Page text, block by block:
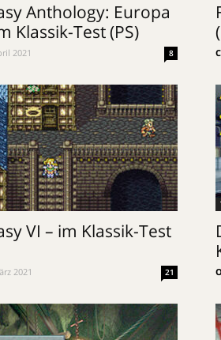
Anthology: Europa
Klassik-Test (PS)
2021 8
VI – im Klassik-Test
2021 21